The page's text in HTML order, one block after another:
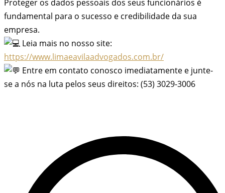
Proteger os dados pessoais dos seus funcionários é
fundamental para o sucesso e credibilidade da sua
empresa.
Leia mais no nosso site:
https://www.limaeavilaadvogados.com.br/
Entre em contato conosco imediatamente e junte-
se a nós na luta pelos seus direitos: (53) 3029-3006